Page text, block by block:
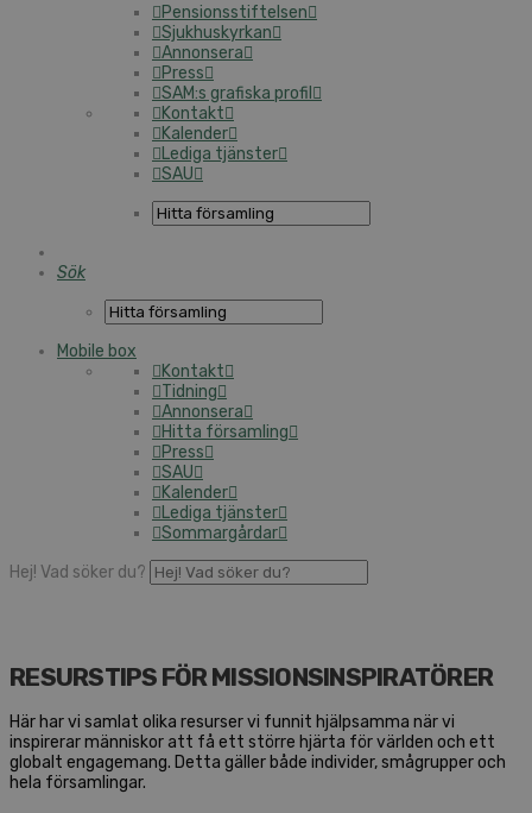
Pensionsstiftelsen
Sjukhuskyrkan
Annonsera
Press
SAM:s grafiska profil
Kontakt
Kalender
Lediga tjänster
SAU
Sök
Mobile box
Kontakt
Tidning
Annonsera
Hitta församling
Press
SAU
Kalender
Lediga tjänster
Sommargårdar
Hej! Vad söker du?
RESURSTIPS FÖR MISSIONSINSPIRATÖRER
Här har vi samlat olika resurser vi funnit hjälpsamma när vi
inspirerar människor att få ett större hjärta för världen och ett
globalt engagemang. Detta gäller både individer, smågrupper och
hela församlingar.